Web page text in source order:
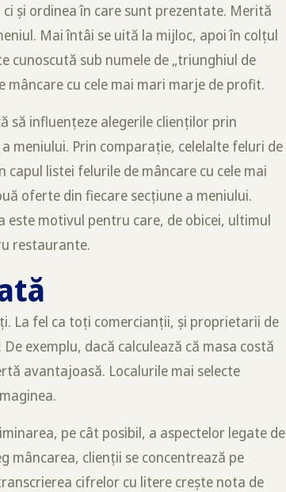
și ordinea în care sunt prezentate. Merită
Mai întâi se uită la mijloc, apoi în colțul
cunoscută sub numele de „triunghiul de
mâncare cu cele mai mari marje de profit.
să influențeze alegerile clienților prin
meniului. Prin comparație, celelalte feluri de
listei felurile de mâncare cu cele mai
oferte din fiecare secțiune a meniului.
este motivul pentru care, de obicei, ultimul
restaurante.
La fel ca toți comercianții, și proprietarii de
exemplu, dacă calculează că masa costă
avantajoasă. Localurile mai selecte
pe cât posibil, a aspectelor legate de
mâncarea, clienții se concentrează pe
cifrelor cu litere crește nota de